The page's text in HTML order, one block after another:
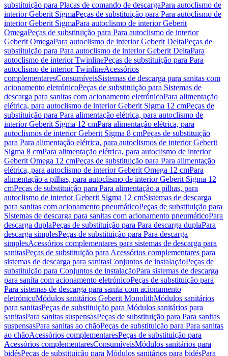
substituição para Placas de comando de descargaPara autoclismo de
interior Geberit SigmaPeças de substituição para Para autoclismo de
interior Geberit SigmaPara autoclismo de interior Geberit
OmegaPeças de substituição para Para autoclismo de interior
Geberit OmegaPara autoclismo de interior Geberit DeltaPeças de
substituição para Para autoclismo de interior Geberit DeltaPara
autoclismo de interior TwinlinePeças de substituição para Para
autoclismo de interior TwinlineAcessórios
complementaresConsumíveisSistemas de descarga para sanitas com
acionamento eletrónicoPeças de substituição para Sistemas de
descarga para sanitas com acionamento eletrónicoPara alimentação
elétrica, para autoclismo de interior Geberit Sigma 12 cmPeças de
substituição para Para alimentação elétrica, para autoclismo de
interior Geberit Sigma 12 cmPara alimentação elétrica, para
autoclismos de interior Geberit Sigma 8 cmPeças de substituição
para Para alimentação elétrica, para autoclismos de interior Geberit
Sigma 8 cmPara alimentação elétrica, para autoclismo de interior
Geberit Omega 12 cmPeças de substituição para Para alimentação
elétrica, para autoclismo de interior Geberit Omega 12 cmPara
alimentação a pilhas, para autoclismo de interior Geberit Sigma 12
cmPeças de substituição para Para alimentação a pilhas, para
autoclismo de interior Geberit Sigma 12 cmSistemas de descarga
para sanitas com acionamento pneumáticoPeças de substituição para
Sistemas de descarga para sanitas com acionamento pneumáticoPara
descarga duplaPeças de substituição para Para descarga duplaPara
descarga simplesPeças de substituição para Para descarga
simplesAcessórios complementares para sistemas de descarga para
sanitasPeças de substituição para Acessórios complementares para
sistemas de descarga para sanitasConjuntos de instalaçãoPeças de
substituição para Conjuntos de instalaçãoPara sistemas de descarga
para sanita com acionamento eletrónicoPeças de substituição para
Para sistemas de descarga para sanita com acionamento
eletrónicoMódulos sanitários Geberit MonolithMódulos sanitários
para sanitasPeças de substituição para Módulos sanitários para
sanitasPara sanitas suspensasPeças de substituição para Para sanitas
suspensasPara sanitas ao chãoPeças de substituição para Para sanitas
ao chãoAcessórios complementaresPeças de substituição para
Acessórios complementaresConsumíveisMódulos sanitários para
bidésPeças de substituição para Módulos sanitários para bidésPara